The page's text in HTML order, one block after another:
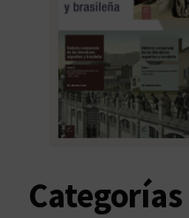
Categorías